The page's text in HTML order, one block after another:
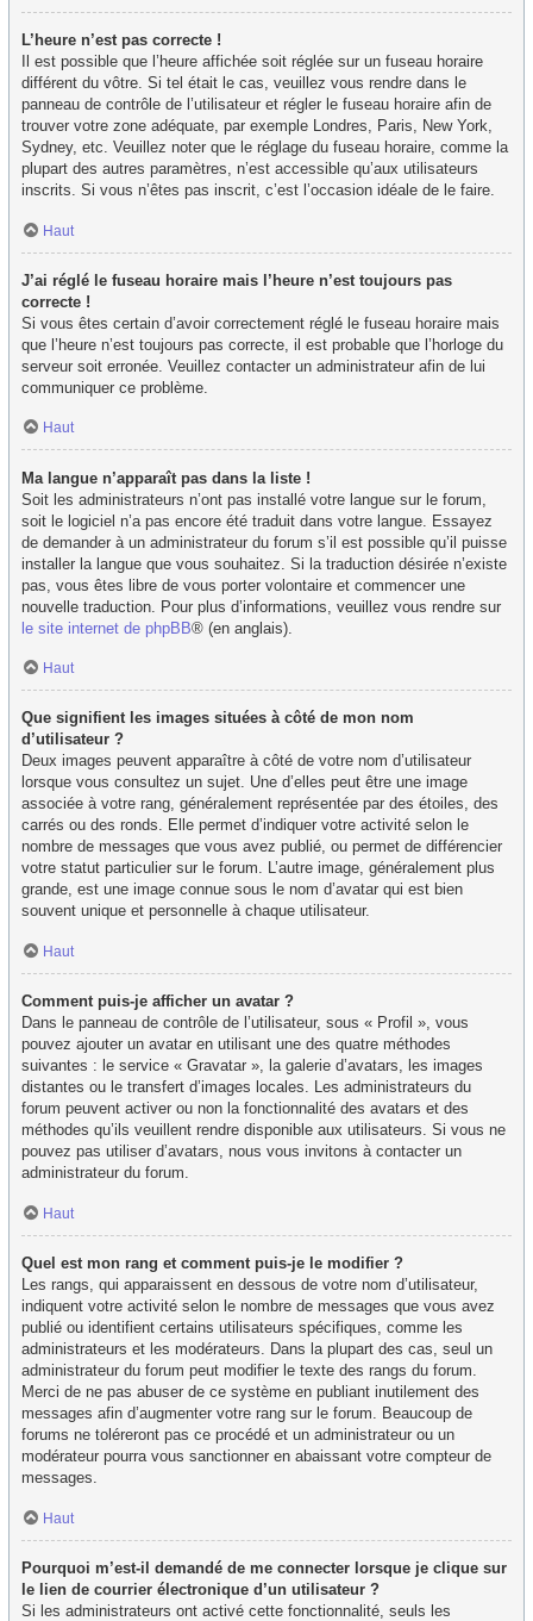
L’heure n’est pas correcte !
Il est possible que l’heure affichée soit réglée sur un fuseau horaire
différent du vôtre. Si tel était le cas, veuillez vous rendre dans le
panneau de contrôle de l’utilisateur et régler le fuseau horaire afin de
trouver votre zone adéquate, par exemple Londres, Paris, New York,
Sydney, etc. Veuillez noter que le réglage du fuseau horaire, comme la
plupart des autres paramètres, n’est accessible qu’aux utilisateurs
inscrits. Si vous n’êtes pas inscrit, c’est l’occasion idéale de le faire.
Haut
J’ai réglé le fuseau horaire mais l’heure n’est toujours pas
correcte !
Si vous êtes certain d’avoir correctement réglé le fuseau horaire mais
que l’heure n’est toujours pas correcte, il est probable que l’horloge du
serveur soit erronée. Veuillez contacter un administrateur afin de lui
communiquer ce problème.
Haut
Ma langue n’apparaît pas dans la liste !
Soit les administrateurs n’ont pas installé votre langue sur le forum,
soit le logiciel n’a pas encore été traduit dans votre langue. Essayez
de demander à un administrateur du forum s’il est possible qu’il puisse
installer la langue que vous souhaitez. Si la traduction désirée n’existe
pas, vous êtes libre de vous porter volontaire et commencer une
nouvelle traduction. Pour plus d’informations, veuillez vous rendre sur
le site internet de phpBB® (en anglais).
Haut
Que signifient les images situées à côté de mon nom
d’utilisateur ?
Deux images peuvent apparaître à côté de votre nom d’utilisateur
lorsque vous consultez un sujet. Une d’elles peut être une image
associée à votre rang, généralement représentée par des étoiles, des
carrés ou des ronds. Elle permet d’indiquer votre activité selon le
nombre de messages que vous avez publié, ou permet de différencier
votre statut particulier sur le forum. L’autre image, généralement plus
grande, est une image connue sous le nom d’avatar qui est bien
souvent unique et personnelle à chaque utilisateur.
Haut
Comment puis-je afficher un avatar ?
Dans le panneau de contrôle de l’utilisateur, sous « Profil », vous
pouvez ajouter un avatar en utilisant une des quatre méthodes
suivantes : le service « Gravatar », la galerie d’avatars, les images
distantes ou le transfert d’images locales. Les administrateurs du
forum peuvent activer ou non la fonctionnalité des avatars et des
méthodes qu’ils veuillent rendre disponible aux utilisateurs. Si vous ne
pouvez pas utiliser d’avatars, nous vous invitons à contacter un
administrateur du forum.
Haut
Quel est mon rang et comment puis-je le modifier ?
Les rangs, qui apparaissent en dessous de votre nom d’utilisateur,
indiquent votre activité selon le nombre de messages que vous avez
publié ou identifient certains utilisateurs spécifiques, comme les
administrateurs et les modérateurs. Dans la plupart des cas, seul un
administrateur du forum peut modifier le texte des rangs du forum.
Merci de ne pas abuser de ce système en publiant inutilement des
messages afin d’augmenter votre rang sur le forum. Beaucoup de
forums ne toléreront pas ce procédé et un administrateur ou un
modérateur pourra vous sanctionner en abaissant votre compteur de
messages.
Haut
Pourquoi m’est-il demandé de me connecter lorsque je clique sur
le lien de courrier électronique d’un utilisateur ?
Si les administrateurs ont activé cette fonctionnalité, seuls les